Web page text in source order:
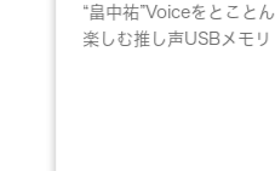
“畠中祐”Voiceをとことん
楽しむ推し声USBメモリ